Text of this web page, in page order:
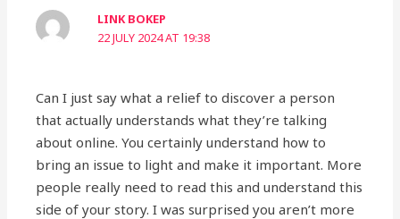
LINK BOKEP
22 JULY 2024 AT 19:38
Can I just say what a relief to discover a person
that actually understands what they’re talking
about online. You certainly understand how to
bring an issue to light and make it important. More
people really need to read this and understand this
side of your story. I was surprised you aren’t more